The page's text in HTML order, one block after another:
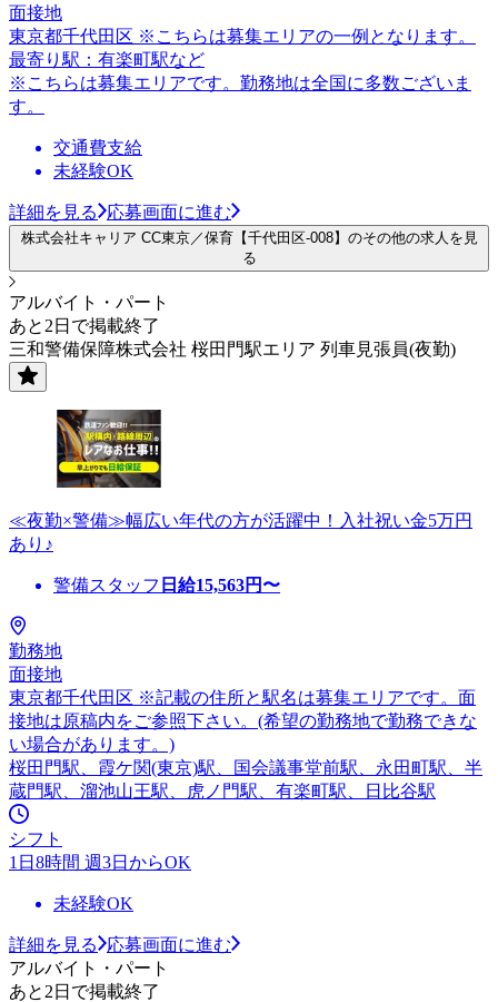
面接地
東京都千代田区 ※こちらは募集エリアの一例となります。
最寄り駅：有楽町駅など
※こちらは募集エリアです。勤務地は全国に多数ございま
す。
交通費支給
未経験OK
詳細を見る 応募画面に進む
株式会社キャリア CC東京／保育【千代田区-008】のその他の求人を見
る
アルバイト・パート
あと2日で掲載終了
三和警備保障株式会社 桜田門駅エリア 列車見張員(夜勤)
≪夜勤×警備≫幅広い年代の方が活躍中！入社祝い金5万円
あり♪
警備スタッフ 日給15,563円〜
勤務地
面接地
東京都千代田区 ※記載の住所と駅名は募集エリアです。面
接地は原稿内をご参照下さい。(希望の勤務地で勤務できな
い場合があります。)
桜田門駅、霞ケ関(東京)駅、国会議事堂前駅、永田町駅、半
蔵門駅、溜池山王駅、虎ノ門駅、有楽町駅、日比谷駅
シフト
1日8時間 週3日からOK
未経験OK
詳細を見る
応募画面に進む
アルバイト・パート
あと2日で掲載終了